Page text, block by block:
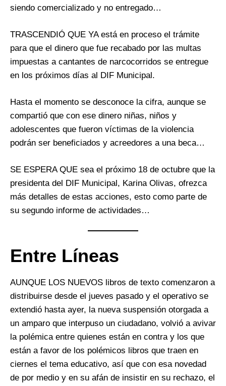
siendo comercializado y no entregado…
TRASCENDIÓ QUE YA está en proceso el trámite
para que el dinero que fue recabado por las multas
impuestas a cantantes de narcocorridos se entregue
en los próximos días al DIF Municipal.
Hasta el momento se desconoce la cifra, aunque se
compartió que con ese dinero niñas, niños y
adolescentes que fueron víctimas de la violencia
podrán ser beneficiados y acreedores a una beca…
SE ESPERA QUE sea el próximo 18 de octubre que la
presidenta del DIF Municipal, Karina Olivas, ofrezca
más detalles de estas acciones, esto como parte de
su segundo informe de actividades…
Entre Líneas
AUNQUE LOS NUEVOS libros de texto comenzaron a
distribuirse desde el jueves pasado y el operativo se
extendió hasta ayer, la nueva suspensión otorgada a
un amparo que interpuso un ciudadano, volvió a avivar
la polémica entre quienes están en contra y los que
están a favor de los polémicos libros que traen en
ciernes el tema educativo, así que con esa novedad
de por medio y en su afán de insistir en su rechazo, el